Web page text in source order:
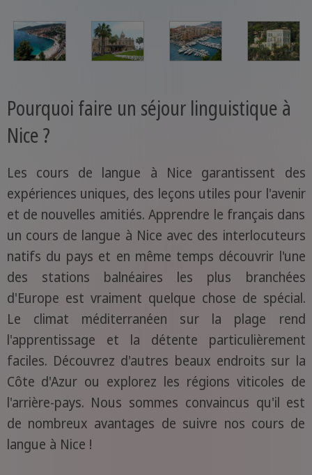
Pourquoi faire un séjour linguistique à
Nice ?
Les cours de langue à Nice garantissent des
expériences uniques, des leçons utiles pour l'avenir
et de nouvelles amitiés. Apprendre le français dans
un cours de langue à Nice avec des interlocuteurs
natifs du pays et en même temps découvrir l'une
des stations balnéaires les plus branchées
d'Europe est vraiment quelque chose de spécial.
Le climat méditerranéen sur la plage rend
l'apprentissage et la détente particulièrement
faciles. Découvrez d'autres beaux endroits sur la
Côte d'Azur ou explorez les régions viticoles de
l'arrière-pays. Nous sommes convaincus qu'il est
de nombreux avantages de suivre nos cours de
langue à Nice !